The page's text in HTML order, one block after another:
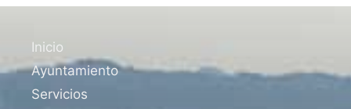
Inicio
Ayuntamiento
Servicios